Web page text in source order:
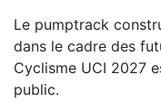
Le pumptrack
dans le cadre des
Cyclisme UCI 2027
public.